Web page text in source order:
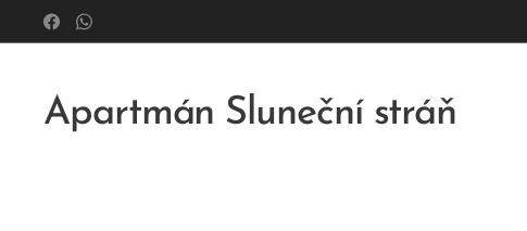
Apartmán Sluneční stráň